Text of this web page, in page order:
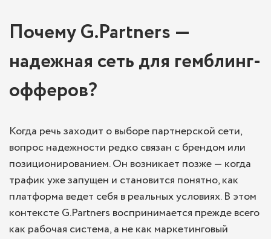
Почему G.Partners —
надежная сеть для гемблинг-
офферов?
Когда речь заходит о выборе партнерской сети,
вопрос надежности редко связан с брендом или
позиционированием. Он возникает позже — когда
трафик уже запущен и становится понятно, как
платформа ведет себя в реальных условиях. В этом
контексте G.Partners воспринимается прежде всего
как рабочая система, а не как маркетинговый